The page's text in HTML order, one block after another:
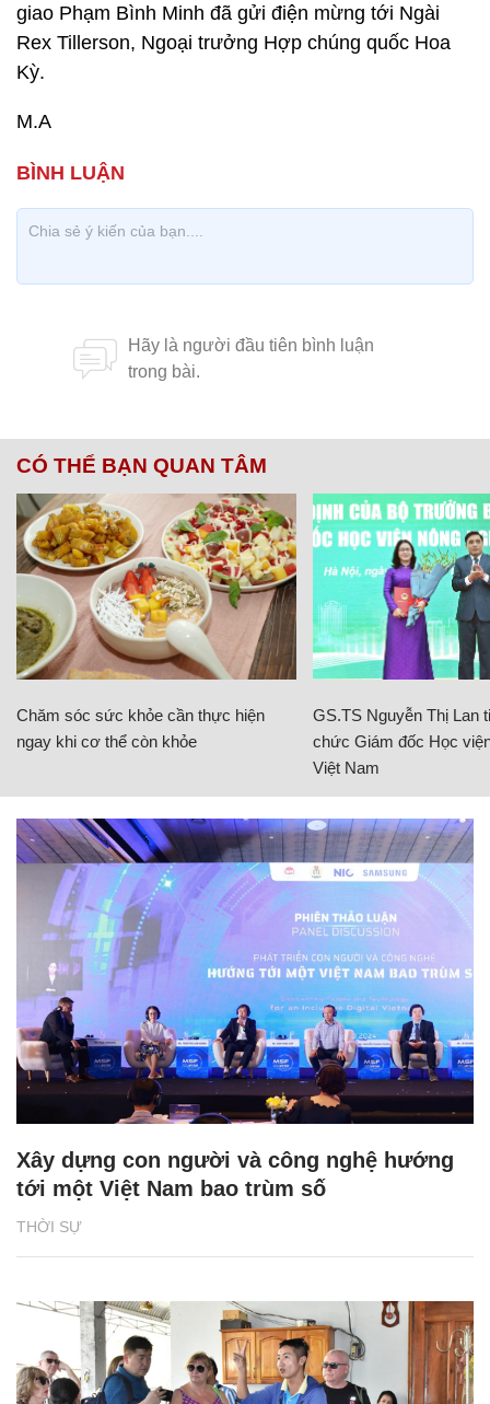
giao Phạm Bình Minh đã gửi điện mừng tới Ngài
Rex Tillerson, Ngoại trưởng Hợp chúng quốc Hoa
Kỳ.
M.A
CÓ THỂ BẠN QUAN TÂM
Chăm sóc sức khỏe cần thực hiện
ngay khi cơ thể còn khỏe
GS.TS Nguyễn Thị Lan
chức Giám đốc Học
Việt Nam
THỜI SỰ
Xây dựng con người và công nghệ hướng
tới một Việt Nam bao trùm số